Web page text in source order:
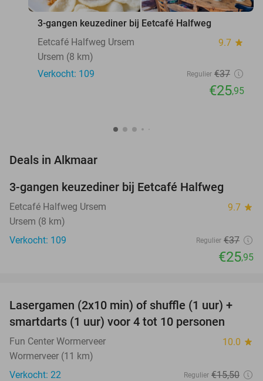
3-gangen keuzediner bij Eetcafé Halfweg
Eetcafé Halfweg Ursem
9.7 star
Ursem (8 km)
Verkocht: 109
Regulier €37
€25,95
Deals in Alkmaar
3-gangen keuzediner bij Eetcafé Halfweg
Eetcafé Halfweg Ursem 9.7 star
Ursem (8 km)
Verkocht: 109
Regulier €37
€25,95
36%
NEW
TODAY
Lasergamen (2x10 min) of shuffle (1 uur) +
smartdarts (1 uur) voor 4 tot 10 personen
Fun Center Wormerveer 10.0 star
Wormerveer (11 km)
Verkocht: 22
Regulier €15,50